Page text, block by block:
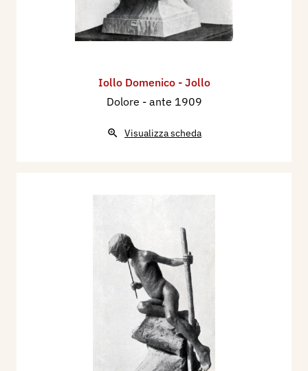
Iollo Domenico - Jollo
Dolore - ante 1909
Visualizza scheda